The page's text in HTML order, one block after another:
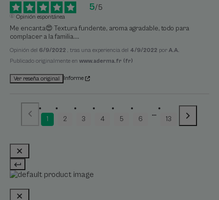
5/5
Opinión espontánea
Me encanta😍 Textura fundente, aroma agradable, todo para
complacer a la familia....
Opinión del 6/9/2022 , tras una experiencia del 4/9/2022 por A.A.
Publicado originalmente en www.aderma.fr (fr)
Ver reseña original Informe
1 2 3 4 5 6 13